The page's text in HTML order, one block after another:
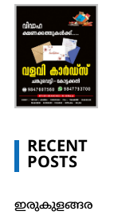
RECENT
POSTS
ഇരുകുളങ്ങര